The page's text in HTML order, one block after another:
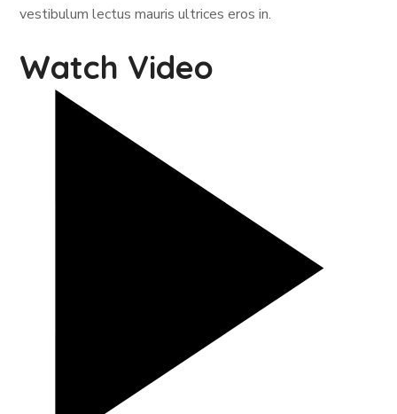
vestibulum lectus mauris ultrices eros in.
Watch Video